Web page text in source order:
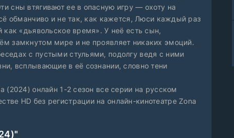
сны втягивают ее в опасную игру — охоту на
обманчиво и не так, как кажется, Люси каждый раз
«дьявольское время». У неё есть сын,
замкнутом мире и не проявляет никаких эмоций.
с пустыми стульями, подолгу ведя с ними
всплывающие в её сознании, словно тени
(2024) онлайн 1-2 сезон все серии на русском
HD без регистрации на онлайн-кинотеатре Zona